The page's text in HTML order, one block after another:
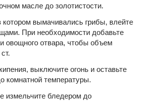
масле до золотистости.
котором вымачивались грибы, влейте
При необходимости добавьте
овощного отвара, чтобы объем
выключите огонь и оставьте
комнатной температуры.
измельчите бледером до